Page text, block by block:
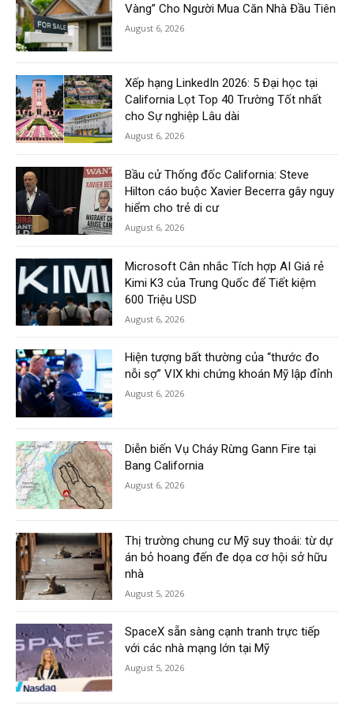
Vàng” Cho Người Mua Căn Nhà Đầu Tiên
August 6, 2026
Xếp hạng LinkedIn 2026: 5 Đại học tại
California Lọt Top 40 Trường Tốt nhất
cho Sự nghiệp Lâu dài
August 6, 2026
Bầu cử Thống đốc California: Steve
Hilton cáo buộc Xavier Becerra gây nguy
hiểm cho trẻ di cư
August 6, 2026
Microsoft Cân nhắc Tích hợp AI Giá rẻ
Kimi K3 của Trung Quốc để Tiết kiệm
600 Triệu USD
August 6, 2026
Hiện tượng bất thường của “thước đo
nỗi sợ” VIX khi chứng khoán Mỹ lập đỉnh
August 6, 2026
Diễn biến Vụ Cháy Rừng Gann Fire tại
Bang California
August 6, 2026
Thị trường chung cư Mỹ suy thoái: từ dự
án bỏ hoang đến đe dọa cơ hội sở hữu
nhà
August 5, 2026
SpaceX sẵn sàng cạnh tranh trực tiếp
với các nhà mạng lớn tại Mỹ
August 5, 2026